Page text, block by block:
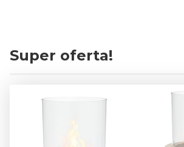
Super oferta!